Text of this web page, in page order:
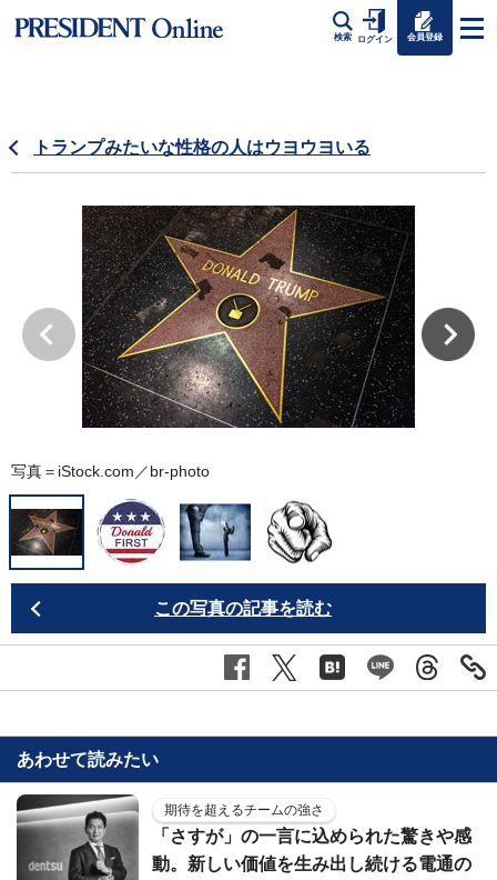
検索 ログイン 会員登録
トランプみたいな性格の人はウヨウヨいる
写真＝iStock.com／br-photo
この写真の記事を読む
あわせて読みたい
期待を超えるチームの強さ
「さすが」の一言に込められた驚きや感
動。新しい価値を生み出し続ける電通の